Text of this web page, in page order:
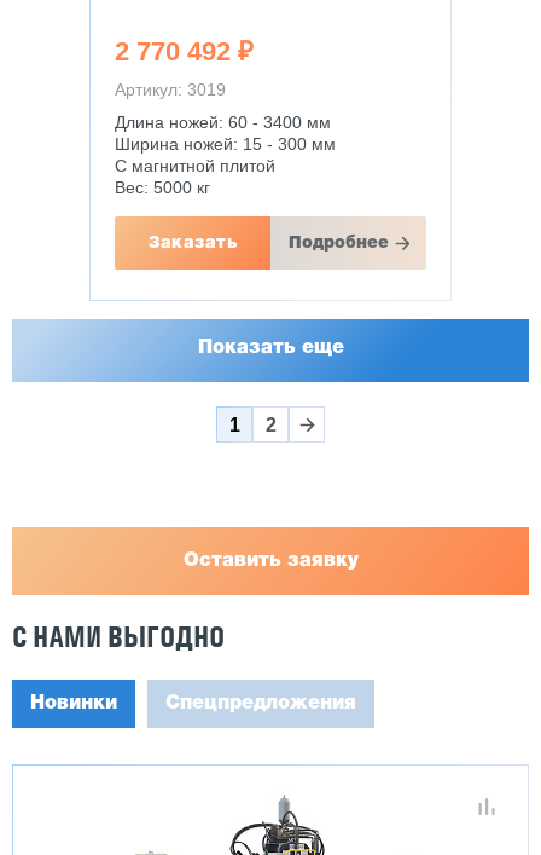
2 770 492 ₽
Артикул: 3019
Длина ножей: 60 - 3400 мм
Ширина ножей: 15 - 300 мм
С магнитной плитой
Вес: 5000 кг
Заказать Подробнее
Показать еще
1 2
Оставить заявку
С НАМИ ВЫГОДНО
Новинки Спецпредложения